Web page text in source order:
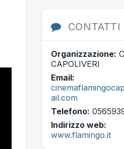
CONTATTI
Organizzazione:
CAPOLIVERI
Email:
ail.com
Telefono:
Indirizzo web:
www.flamingo.it